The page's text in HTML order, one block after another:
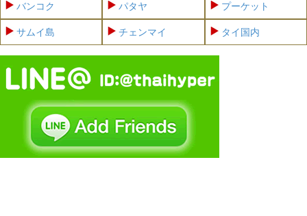
バンコク パタヤ プーケット
サムイ島 チェンマイ タイ国内